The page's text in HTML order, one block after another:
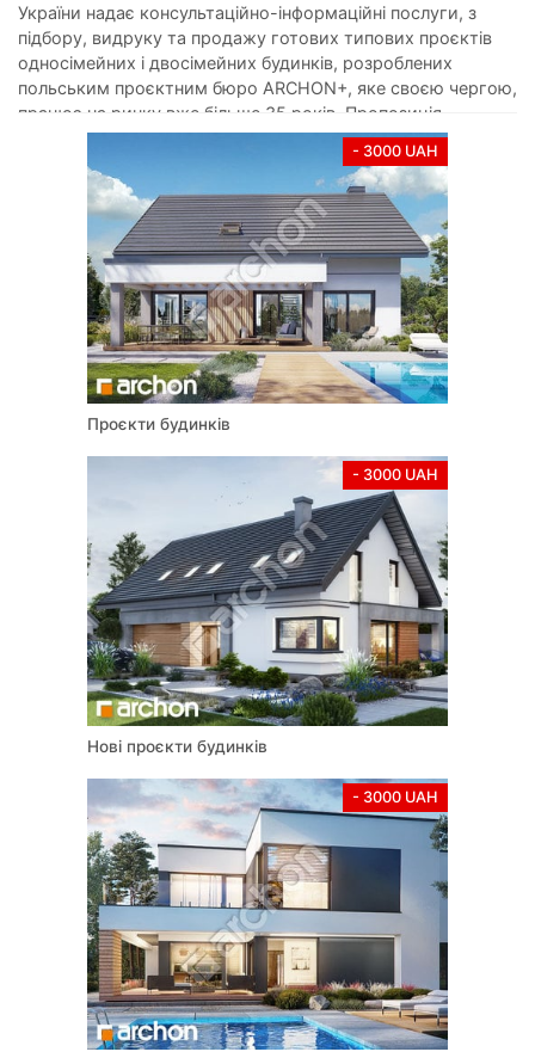
України надає консультаційно-інформаційні послуги, з
підбору, видруку та продажу готових типових проєктів
односімейних і двосімейних будинків, розроблених
польським проєктним бюро ARCHON+, яке своєю чергою,
працює на ринку вже більше 35 років. Пропозиція,
призначена для індивідуальних клієнтів і забудовників,
пропонує близько 2300 проєктів будинків, серед яких є
популярні колекції:
одноповерхові будинкиідвоповерхові
,невеликі будинки,сучасні будинки, будинки з
мансардою, недорогі в будівництві,резиденції і вілли
будинки з гаражем і без гаража,будинки для вузьких
, будинки з двосхилим і чотирьохсхилим дахом, а
також приватні будинки з плоским дахом, будинки з
балконом або з терасою, будинки мансардного типу,
дачні будинки,на дві сім'ї,з підваломі без. На нашому
сайті ви можете фільтрувати наші проєкти і вибирати такі
параметри як розміри, довжина та ширина, вартість,
площа, кількість поверхів. Популярні проєкти будинку з
мансардою, одноповерхові, з гаражем. Ви точно
виберете у нас ідеальний проєкт для своєї сім’ї.
Проекты домов в русскоязычной версии
https://www.archon.com.ua/ruВыберите и закажите Свой
Идеальный Проект Дома!
Усі авторські права на проєкти та графічні матеріали
захищені, а копіювання заборонено. Власником
авторських прав є ARCHON+ Biuro Projektów Barbara
Mendel Polska.
Придбана технічна документація може бути використана
без кольорового напису «Архон» на кресленнях та
голограми на обкладинці, титульному аркуші
архітектурно-будівельного проєкту та на плані першого
поверху архітектурно-будівельного проєкту є
незаконною.
Копія не може бути підставою для затвердження проєкту
органом архітектурно-будівельного нагляду. Проєкт
охороняється відповідно до положень Закону України
«Про авторське право і суміжні права» від 1 грудня 2022
року № 2811-IX. Всі права захищені.
- 3000 UAH
Проєкти будинків
- 3000 UAH
Нові проєкти будинків
- 3000 UAH